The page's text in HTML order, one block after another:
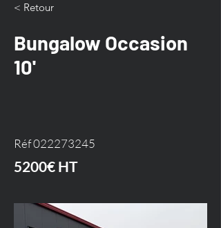
< Retour
Bungalow Occasion
10'
Réf022273245
5200€ HT